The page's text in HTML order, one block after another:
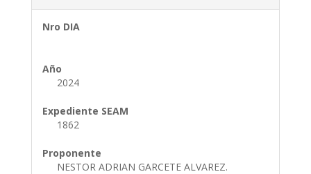
Nro DIA
Año
2024
Expediente SEAM
1862
Proponente
NESTOR ADRIAN GARCETE ALVAREZ.